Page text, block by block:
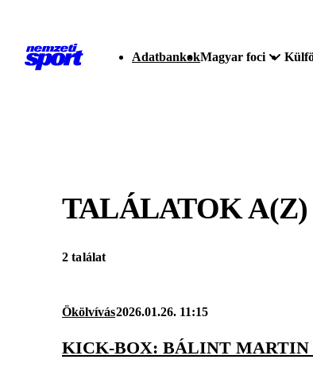
AdatbankokMagyar foci
TALÁLATOK A(Z)
2 találat
Ökölvívás2026.01.26. 11:15
KICK-BOX: BÁLINT MARTIN